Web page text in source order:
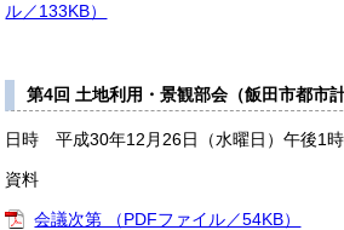
ル／133KB）
第4回 土地利用・景観部会（飯田市都市
日時 平成30年12月26日（水曜日）午後1
資料
会議次第 （PDFファイル／54KB）